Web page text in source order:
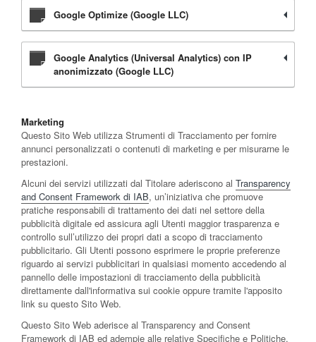
Google Optimize (Google LLC)
Google Analytics (Universal Analytics) con IP
anonimizzato (Google LLC)
Marketing
Questo Sito Web utilizza Strumenti di Tracciamento per fornire
annunci personalizzati o contenuti di marketing e per misurarne le
prestazioni.
Alcuni dei servizi utilizzati dal Titolare aderiscono al Transparency
and Consent Framework di IAB, un’iniziativa che promuove
pratiche responsabili di trattamento dei dati nel settore della
pubblicità digitale ed assicura agli Utenti maggior trasparenza e
controllo sull’utilizzo dei propri dati a scopo di tracciamento
pubblicitario. Gli Utenti possono esprimere le proprie preferenze
riguardo ai servizi pubblicitari in qualsiasi momento accedendo al
pannello delle impostazioni di tracciamento della pubblicità
direttamente dall'informativa sui cookie oppure tramite l'apposito
link su questo Sito Web.
Questo Sito Web aderisce al Transparency and Consent
Framework di IAB ed adempie alle relative Specifiche e Politiche.